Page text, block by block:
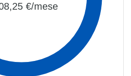
€/mese